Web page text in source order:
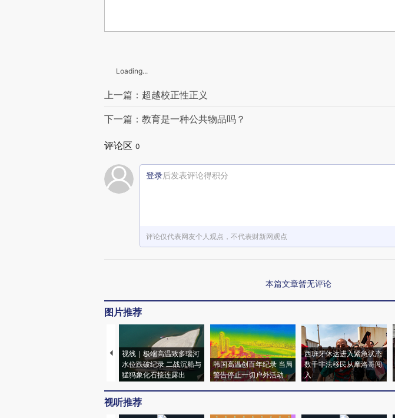
Loading...
上一篇：超越校正性正义
下一篇：教育是一种公共物品吗？
评论区 0
登录后发表评论得积分
评论仅代表网友个人观点，不代表财新网观点
本篇文章暂无评论
图片推荐
视线｜极端高温致多瑙河
水位跌破纪录 二战沉船与
猛犸象化石接连露出
韩国高温创百年纪录 当局
警告停止一切户外活动
西班牙休达进入紧急状态
数千非法移民从摩洛哥闯
入
视听推荐